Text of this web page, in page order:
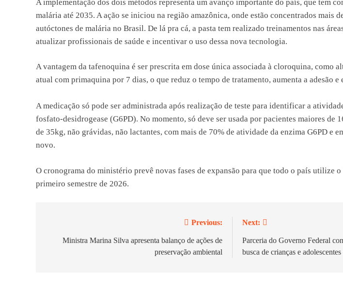
A implementação dos dois métodos representa um avanço importante do país, que tem
malária até 2035. A ação se iniciou na região amazônica, onde estão concentrados mais
autóctones de malária no Brasil. De lá pra cá, a pasta tem realizado treinamentos nas
atualizar profissionais de saúde e incentivar o uso dessa nova tecnologia.
A vantagem da tafenoquina é ser prescrita em dose única associada à cloroquina, como
atual com primaquina por 7 dias, o que reduz o tempo de tratamento, aumenta a adesão e
A medicação só pode ser administrada após realização de teste para identificar a
fosfato-desidrogease (G6PD). No momento, só deve ser usada por pacientes maiores de
de 35kg, não grávidas, não lactantes, com mais de 70% de atividade da enzima G6PD e
novo.
O cronograma do ministério prevê novas fases de expansão para que todo o país utilize
primeiro semestre de 2026.
Previous:
Ministra Marina Silva apresenta balanço de ações de
preservação ambiental
Next:
Parceria do Governo Federal
busca de crianças e